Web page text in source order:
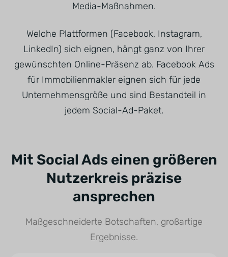
Media-Maßnahmen.
Welche Plattformen (Facebook, Instagram,
LinkedIn) sich eignen, hängt ganz von Ihrer
gewünschten Online-Präsenz ab. Facebook Ads
für Immobilienmakler eignen sich für jede
Unternehmensgröße und sind Bestandteil in
jedem Social-Ad-Paket.
Mit Social Ads einen größeren
Nutzerkreis präzise
ansprechen
Maßgeschneiderte Botschaften, großartige
Ergebnisse.